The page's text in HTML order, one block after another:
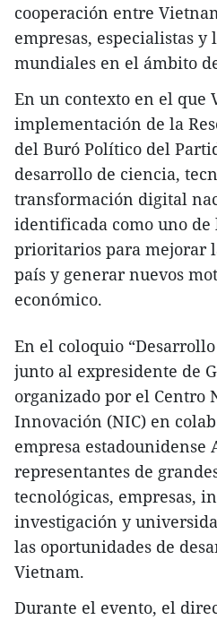
cooperación entre
empresas, especialistas
mundiales en el ámbito
En un contexto en el que
implementación de la
del Buró Político del
desarrollo de ciencia,
transformación digital
identificada como uno de
prioritarios para mejorar
país y generar nuevos
económico.
En el coloquio
junto al expresidente de
organizado por el Centro
Innovación (NIC) en
empresa estadounidense
representantes de
tecnológicas, empresas,
investigación y
las oportunidades de
Vietnam.
Durante el evento, el